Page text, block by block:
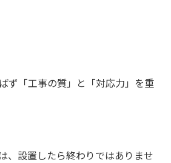
ず「工事の質」と「対応力」を重
、設置したら終わりではありませ